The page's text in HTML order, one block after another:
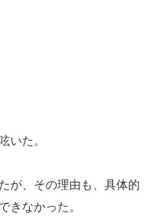
いた。
が、その理由も、具体的
きなかった。